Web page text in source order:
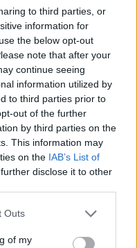
to third parties, or
information for
the below opt-out
note that after your
continue seeing
information utilized by
to third parties prior to
out of the further
by third parties on the
This information may
on the IAB’s List of
disclose it to other
one or more Google
You may click to
Outs
of my
για αποχώρηση από τη
στις φήμες
από τη